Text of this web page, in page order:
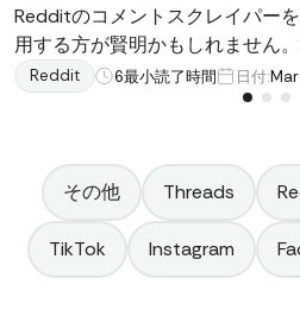
Redditのコメントスクレイパー
用する方が賢明かもしれません
解決策と、実際のスケールで機
Reddit 6最小読了時間 日付:
その他 Threads
TikTok Instagram